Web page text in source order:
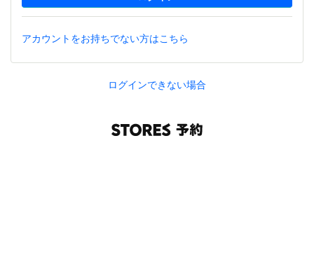
アカウントをお持ちでない方はこちら
ログインできない場合